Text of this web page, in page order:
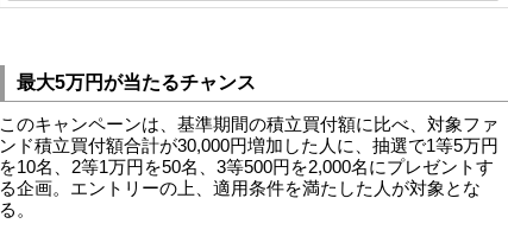
最大5万円が当たるチャンス
このキャンペーンは、基準期間の積立買付額に比べ、対象ファ
ンド積立買付額合計が30,000円増加した人に、抽選で1等5万円
を10名、2等1万円を50名、3等500円を2,000名にプレゼントす
る企画。エントリーの上、適用条件を満たした人が対象とな
る。